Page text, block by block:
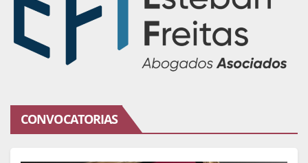
CONVOCATORIAS